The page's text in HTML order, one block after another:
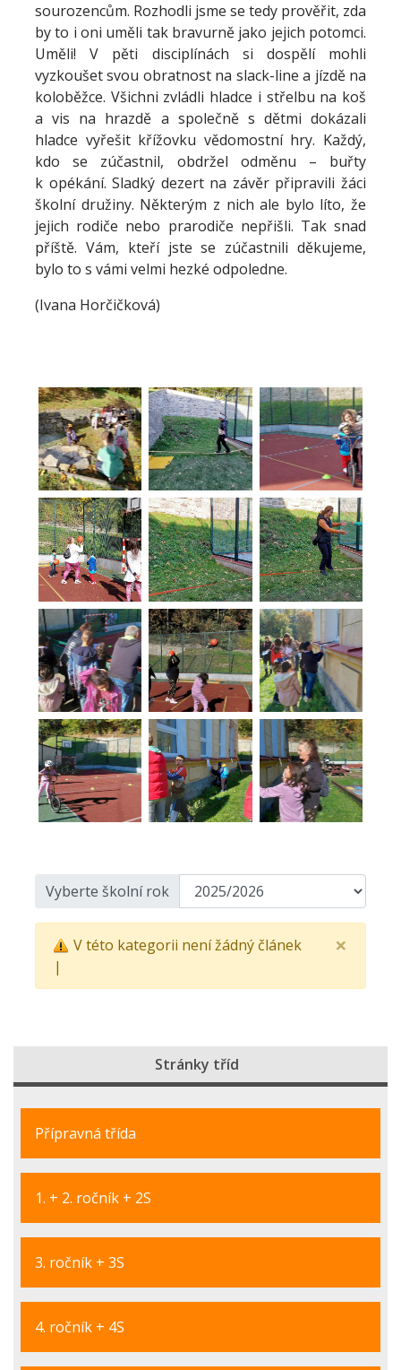
sourozencům. Rozhodli jsme se tedy prověřit, zda
by to i oni uměli tak bravurně jako jejich potomci.
Uměli! V pěti disciplínách si dospělí mohli
vyzkoušet svou obratnost na slack-line a jízdě na
koloběžce. Všichni zvládli hladce i střelbu na koš
a vis na hrazdě a společně s dětmi dokázali
hladce vyřešit křížovku vědomostní hry. Každý,
kdo se zúčastnil, obdržel odměnu – buřty
k opékání. Sladký dezert na závěr připravili žáci
školní družiny. Některým z nich ale bylo líto, že
jejich rodiče nebo prarodiče nepřišli. Tak snad
příště. Vám, kteří jste se zúčastnili děkujeme,
bylo to s vámi velmi hezké odpoledne.
(Ivana Horčičková)
Vyberte školní rok
×
V této kategorii není žádný článek
|
Stránky tříd
Přípravná třída
1. + 2. ročník + 2S
3. ročník + 3S
4. ročník + 4S